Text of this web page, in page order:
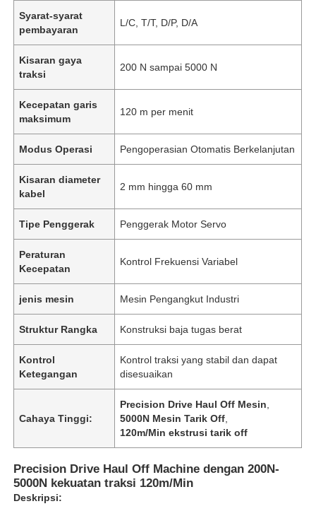
Syarat-syarat
pembayaran
L/C, T/T, D/P, D/A
Kisaran gaya
traksi
200 N sampai 5000 N
Kecepatan garis
maksimum
120 m per menit
Modus Operasi Pengoperasian Otomatis Berkelanjutan
Kisaran diameter
kabel
2 mm hingga 60 mm
Tipe Penggerak Penggerak Motor Servo
Peraturan
Kecepatan
Kontrol Frekuensi Variabel
jenis mesin Mesin Pengangkut Industri
Struktur Rangka Konstruksi baja tugas berat
Kontrol
Ketegangan
Kontrol traksi yang stabil dan dapat
disesuaikan
Cahaya Tinggi:
Precision Drive Haul Off Mesin
5000N Mesin Tarik Off
120m/Min ekstrusi tarik off
Precision Drive Haul Off Machine dengan 200N-
5000N kekuatan traksi 120m/Min
Deskripsi: